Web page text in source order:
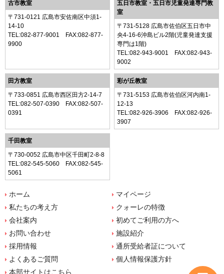
古市教室
〒731-0121 広島市安佐南区中須1-
14-10
TEL:082-877-9001 FAX:082-877-
9900
五日市教室・五日市児童発達専門教
室
〒731-5128 広島市佐伯区五日市中
央4-16-6沖島ビル2階(児童発達支援
専門は1階)
TEL:082-943-9001 FAX:082-943-
9002
田方教室
〒733-0851 広島市西区田方2-14-7
TEL:082-507-0390 FAX:082-507-
0391
彩が丘教室
〒731-5153 広島市佐伯区河内南1-
12-13
TEL:082-926-3906 FAX:082-926-
3907
千田教室
〒730-0052 広島市中区千田町2-8-8
TEL:082-545-5060 FAX:082-545-
5061
ホーム
マイページ
私たちの考え方
クォーレの特徴
会社案内
初めてご利用の方へ
お問い合わせ
施設紹介
採用情報
通所受給者証について
よくあるご質問
個人情報保護方針
本部サイトはこちら